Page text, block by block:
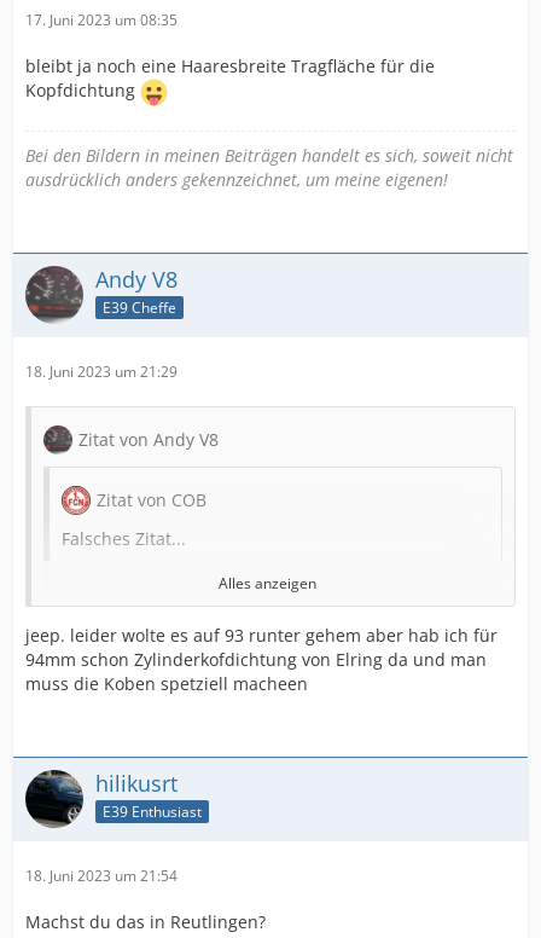
- S62 Ventilfedern
Ventildichtungen
- Ventile neue eingeschnitten und neue gefräste
- KW von S62M50
- NW , Dbilas 262°
- Leichte Hydros 59g
- Zylinderkopf M60
- Getriebeadapter für 8hp70
- Neue Getriebesteuergerät
- Motorsteuergerät MS3Pro mit Adapterpaltine mit
17. Juni 2023 um 08:35
bleibt ja noch eine Haaresbreite Tragfläche für die
Kopfdichtung
Bei den Bildern in meinen Beiträgen handelt es sich, soweit nicht
ausdrücklich anders gekennzeichnet, um meine eigenen!
Andy V8
E39 Cheffe
18. Juni 2023 um 21:29
Zitat von Andy V8
Zitat von COB
Falsches Zitat...
Zitat von Andy V8
Motorblok und Zylinderköpfe bei Subi
Performace sind fertig
- H schaft pleuel mit ARP schrauben
- ARP Stehbolzen+
Die M6x haben 98mm Stichmaß. 😳
Alles anzeigen
Meinst du jetzt Zylinder Abstand was richtig ist
Alles anzeigen
jeep. leider wolte es auf 93 runter gehem aber hab ich für
94mm schon Zylinderkofdichtung von Elring da und man
muss die Koben spetziell macheen
hilikusrt
E39 Enthusiast
18. Juni 2023 um 21:54
Machst du das in Reutlingen?